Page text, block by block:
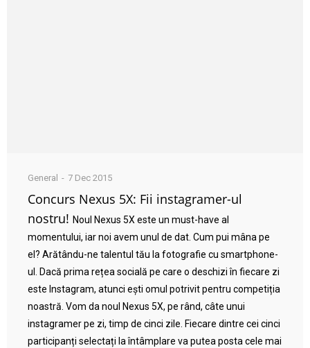
General 7 Dec 2015
Concurs Nexus 5X: Fii instagramer-ul
nostru! Noul Nexus 5X este un must-have al
momentului, iar noi avem unul de dat. Cum pui mâna pe
el? Arătându-ne talentul tău la fotografie cu smartphone-
ul. Dacă prima rețea socială pe care o deschizi în fiecare zi
este Instagram, atunci ești omul potrivit pentru competiția
noastră. Vom da noul Nexus 5X, pe rând, câte unui
instagramer pe zi, timp de cinci zile. Fiecare dintre cei cinci
participanți selectați la întâmplare va putea posta cele mai